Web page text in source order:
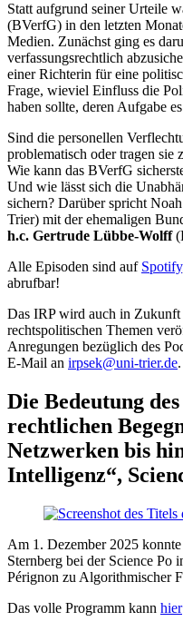
Statt aufgrund seiner Urteile
(BVerfG) in den letzten
Medien. Zunächst ging es
verfassungsrechtlich
einer Richterin für eine
Frage, wieviel Einfluss die
haben sollte, deren Aufgabe
Sind die personellen
problematisch oder tragen sie
Wie kann das BVerfG
Und wie lässt sich die
sichern? Darüber spricht
Trier) mit der ehemaligen
h.c. Gertrude Lübbe-Wolff
Alle Episoden sind auf Spotify
abrufbar!
Das IRP wird auch in
rechtspolitischen Themen
Anregungen bezüglich des
E-Mail an irpsek@uni-trier.de.
Die Bedeutung
rechtlichen
Netzwerken bis
Intelligenz“,
Am 1. Dezember 2025
Sternberg bei der Science Po
Pérignon zu Algorithmischer
Das volle Programm kann hier